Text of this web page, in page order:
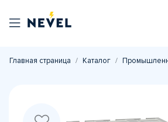
Главная страница Каталог